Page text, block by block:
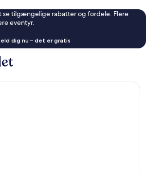
se tilgængelige rabatter og fordele. Flere
eventyr.
dig nu – det er gratis